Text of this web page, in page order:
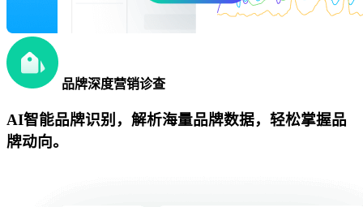
品牌深度营销诊查
AI智能品牌识别，解析海量品牌数据，轻松掌握品
牌动向。